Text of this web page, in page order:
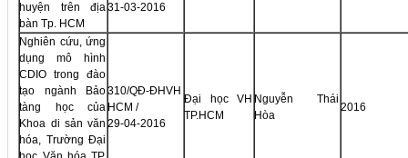
huyện trên địa
bàn Tp. HCM
31-03-2016
Nghiên cứu, ứng
dụng mô hình
CDIO trong đào
tạo ngành Bảo
tàng học của
Khoa di sản văn
hóa, Trường Đại
310/QĐ-ĐHVH
HCM /
29-04-2016
Đại học VH
TP.HCM
Nguyễn Thái
Hòa
2016